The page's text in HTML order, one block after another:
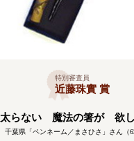
特別審査員
近藤珠實 賞
太らない 魔法の箸が 欲
千葉県「ペンネーム／まさひさ」さん（